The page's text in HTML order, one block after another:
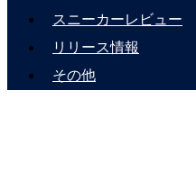
スニーカーレビュー
リリース情報
その他